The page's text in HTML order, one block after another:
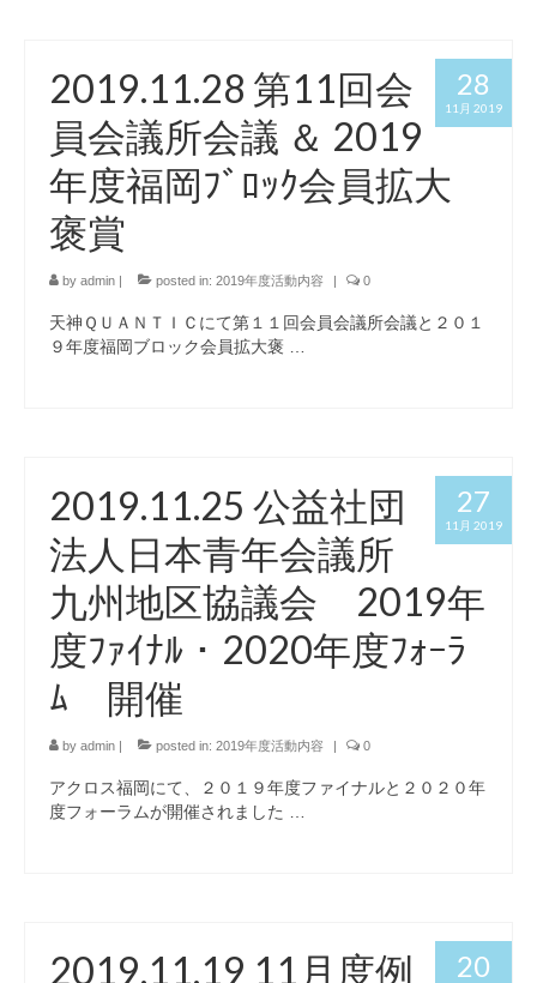
28
11月 2019
2019.11.28 第11回会
員会議所会議 ＆ 2019
年度福岡ﾌﾞﾛｯｸ会員拡大
褒賞
by admin | posted in: 2019年度活動内容 | 0
天神ＱＵＡＮＴＩＣにて第１１回会員会議所会議と２０１
９年度福岡ブロック会員拡大褒 …
27
11月 2019
2019.11.25 公益社団
法人日本青年会議所
九州地区協議会 2019年
度ﾌｧｲﾅﾙ・2020年度ﾌｫｰﾗ
ﾑ 開催
by admin | posted in: 2019年度活動内容 | 0
アクロス福岡にて、２０１９年度ファイナルと２０２０年
度フォーラムが開催されました …
20
2019.11.19 11月度例